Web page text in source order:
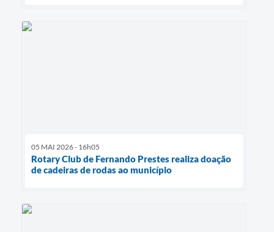
05 MAI 2026 - 16h05
Rotary Club de Fernando Prestes realiza doação
de cadeiras de rodas ao município